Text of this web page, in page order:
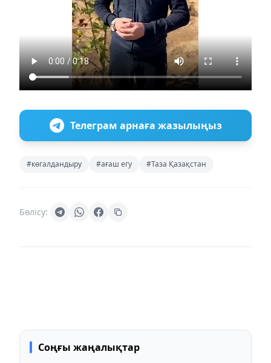
Телеграм арнаға жазылыңыз
#көгалдандыру #ағаш егу #Таза Қазақстан
Бөлісу:
Соңғы жаңалықтар